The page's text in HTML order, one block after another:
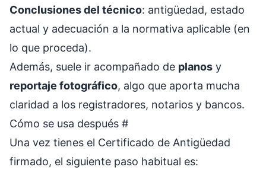
Conclusiones del técnico: antigüedad, estado
actual y adecuación a la normativa aplicable (en
lo que proceda).
Además, suele ir acompañado de planos y
reportaje fotográfico, algo que aporta mucha
claridad a los registradores, notarios y bancos.
Cómo se usa después #
Una vez tienes el Certificado de Antigüedad
firmado, el siguiente paso habitual es: